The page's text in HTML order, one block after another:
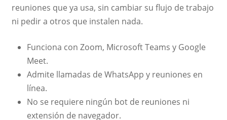
reuniones que ya usa, sin cambiar su flujo de trabajo
ni pedir a otros que instalen nada.
Funciona con Zoom, Microsoft Teams y Google
Meet.
Admite llamadas de WhatsApp y reuniones en
línea.
No se requiere ningún bot de reuniones ni
extensión de navegador.